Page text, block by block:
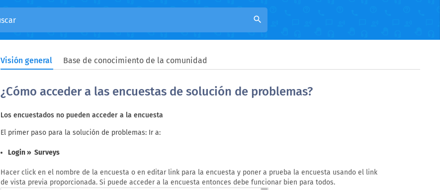
search
Visión general Base de conocimiento de la comunidad
¿Cómo acceder a las encuestas de solución de problemas?
Los encuestados no pueden acceder a la encuesta
El primer paso para la solución de problemas: Ir a:
Login » Surveys
Hacer click en el nombre de la encuesta o en editar link para la encuesta y poner a prueba la encuesta usando el link
de vista previa proporcionada. Si puede acceder a la encuesta entonces debe funcionar bien para todos.